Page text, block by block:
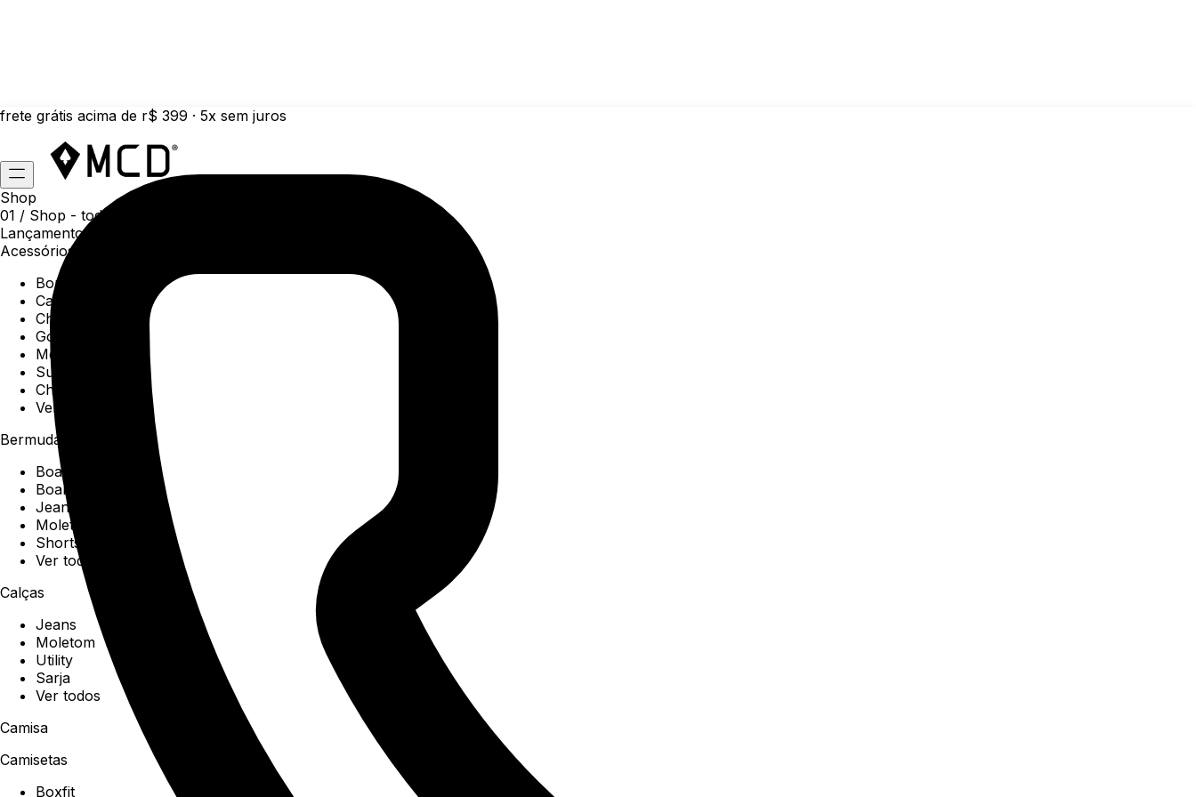
frete grátis acima de r$ 399 · 5x sem juros
Shop
01 / Shop - todas as categorias da coleção atual
Lançamentos da semana
Acessórios
Boné
Carteiras
Chaveiros
Gorros
Meias
Sunga
Chinelos
Ver todos
Bermudas
Boardshorts
Boardwalk
Jeans
Moletom
Shorts
Ver todos
Calças
Jeans
Moletom
Utility
Sarja
Ver todos
Camisa
Camisetas
Boxfit